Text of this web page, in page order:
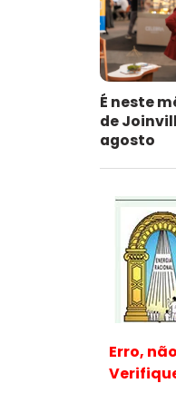
É neste
de
agosto
Erro,